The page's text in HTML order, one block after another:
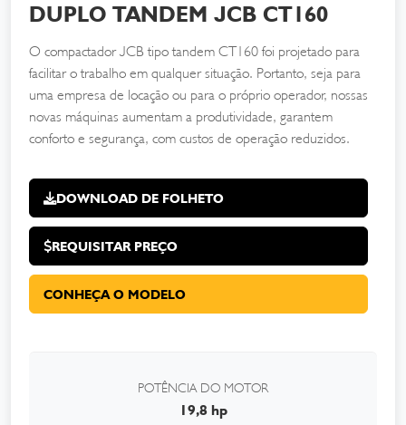
DUPLO TANDEM JCB CT160
O compactador JCB tipo tandem CT160 foi projetado para
facilitar o trabalho em qualquer situação. Portanto, seja para
uma empresa de locação ou para o próprio operador, nossas
novas máquinas aumentam a produtividade, garantem
conforto e segurança, com custos de operação reduzidos.
DOWNLOAD DE FOLHETO
REQUISITAR PREÇO
CONHEÇA O MODELO
POTÊNCIA DO MOTOR
19,8 hp